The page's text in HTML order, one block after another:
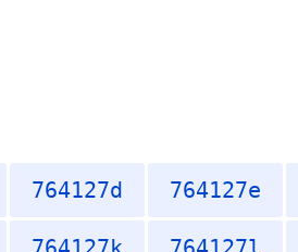
764127d 764127e